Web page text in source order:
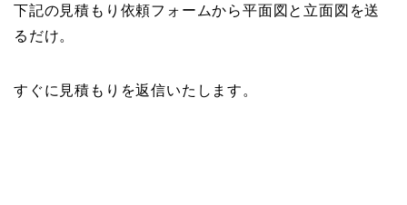
下記の見積もり依頼フォームから平面図と立面図を送
るだけ。
すぐに見積もりを返信いたします。